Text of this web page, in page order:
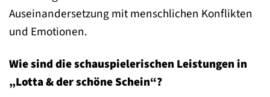
Auseinandersetzung mit menschlichen Konflikten
und Emotionen.
Wie sind die schauspielerischen Leistungen in
„Lotta & der schöne Schein“?